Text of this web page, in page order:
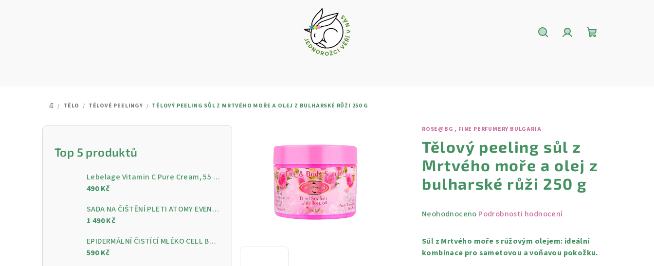
DOMŮ
/ TĚLO / TĚLOVÉ PEELINGY / TĚLOVÝ PEELING SŮL Z MRTVÉHO MOŘE A OLEJ Z BULHARSKÉ RŮŽI 250 G
P
Top 5 produktů
Lebelage Vitamin C Pure Cream, 55 ml - Rozjasňující pleťový krém s vitamínem C
490 Kč
SADA NA ČIŠTĚNÍ PLETI ATOMY EVENING CARE - 4 KROKY PRO ČISTOU A ZÁŘIVOU PLEŤ
1 490 Kč
EPIDERMÁLNÍ ČISTÍCÍ MLÉKO CELL BY CELL Epidermal Cleansing Milk 200 ml
590 Kč
ROSE@BG , FINE PERFUMERY BULGARIA
Tělový peeling sůl z
Mrtvého moře a olej z
bulharské růži 250 g
Průměrné
produktu
je
Neohodnoceno Podrobnosti hodnocení
Sůl z Mrtvého moře s růžovým olejem: ideální
kombinace pro sametovou a voňavou pokožku.